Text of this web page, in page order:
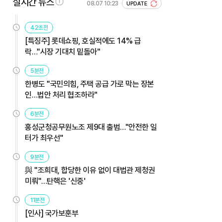
08.07 10:23 UPDATE
42초전
[특징주] 롯데쇼핑, 호실적에도 14% 급
락…"시장 기대치 밑돌아"
5분전
한병도 "국민의힘, 주택 공급 가로 막는 장본
인…법안 처리 협조하라"
6분전
홍성군청공무원노조 제9대 출범…"안전한 일
터가 최우선"
9분전
與 "조희대, 합당한 이유 없이 대법관 제청권
미뤄"…탄핵은 '신중'
11분전
[인사] 국가보훈부